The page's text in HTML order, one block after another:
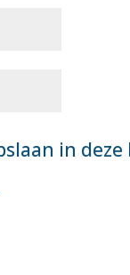
in